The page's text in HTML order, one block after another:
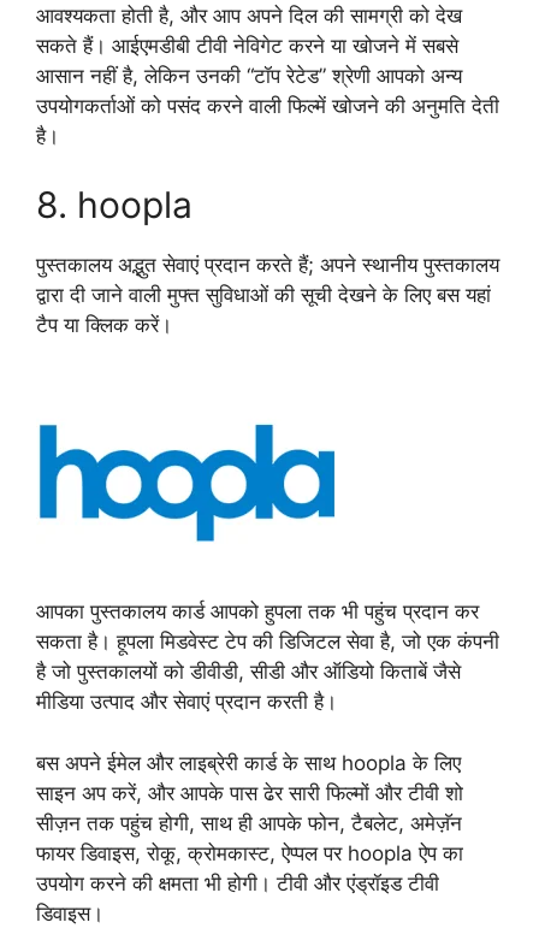
आवश्यकता होती है, और आप अपने दिल की सामग्री को देख
सकते हैं। आईएमडीबी टीवी नेविगेट करने या खोजने में सबसे
आसान नहीं है, लेकिन उनकी “टॉप रेटेड” श्रेणी आपको अन्य
उपयोगकर्ताओं को पसंद करने वाली फिल्में खोजने की अनुमति देती
है।
8. hoopla
पुस्तकालय अद्भुत सेवाएं प्रदान करते हैं; अपने स्थानीय पुस्तकालय
द्वारा दी जाने वाली मुफ्त सुविधाओं की सूची देखने के लिए बस यहां
टैप या क्लिक करें।
आपका पुस्तकालय कार्ड आपको हुपला तक भी पहुंच प्रदान कर
सकता है। हूपला मिडवेस्ट टेप की डिजिटल सेवा है, जो एक कंपनी
है जो पुस्तकालयों को डीवीडी, सीडी और ऑडियो किताबें जैसे
मीडिया उत्पाद और सेवाएं प्रदान करती है।
बस अपने ईमेल और लाइब्रेरी कार्ड के साथ hoopla के लिए
साइन अप करें, और आपके पास ढेर सारी फिल्मों और टीवी शो
सीज़न तक पहुंच होगी, साथ ही आपके फोन, टैबलेट, अमेज़ॅन
फायर डिवाइस, रोकू, क्रोमकास्ट, ऐप्पल पर hoopla ऐप का
उपयोग करने की क्षमता भी होगी। टीवी और एंड्रॉइड टीवी
डिवाइस।